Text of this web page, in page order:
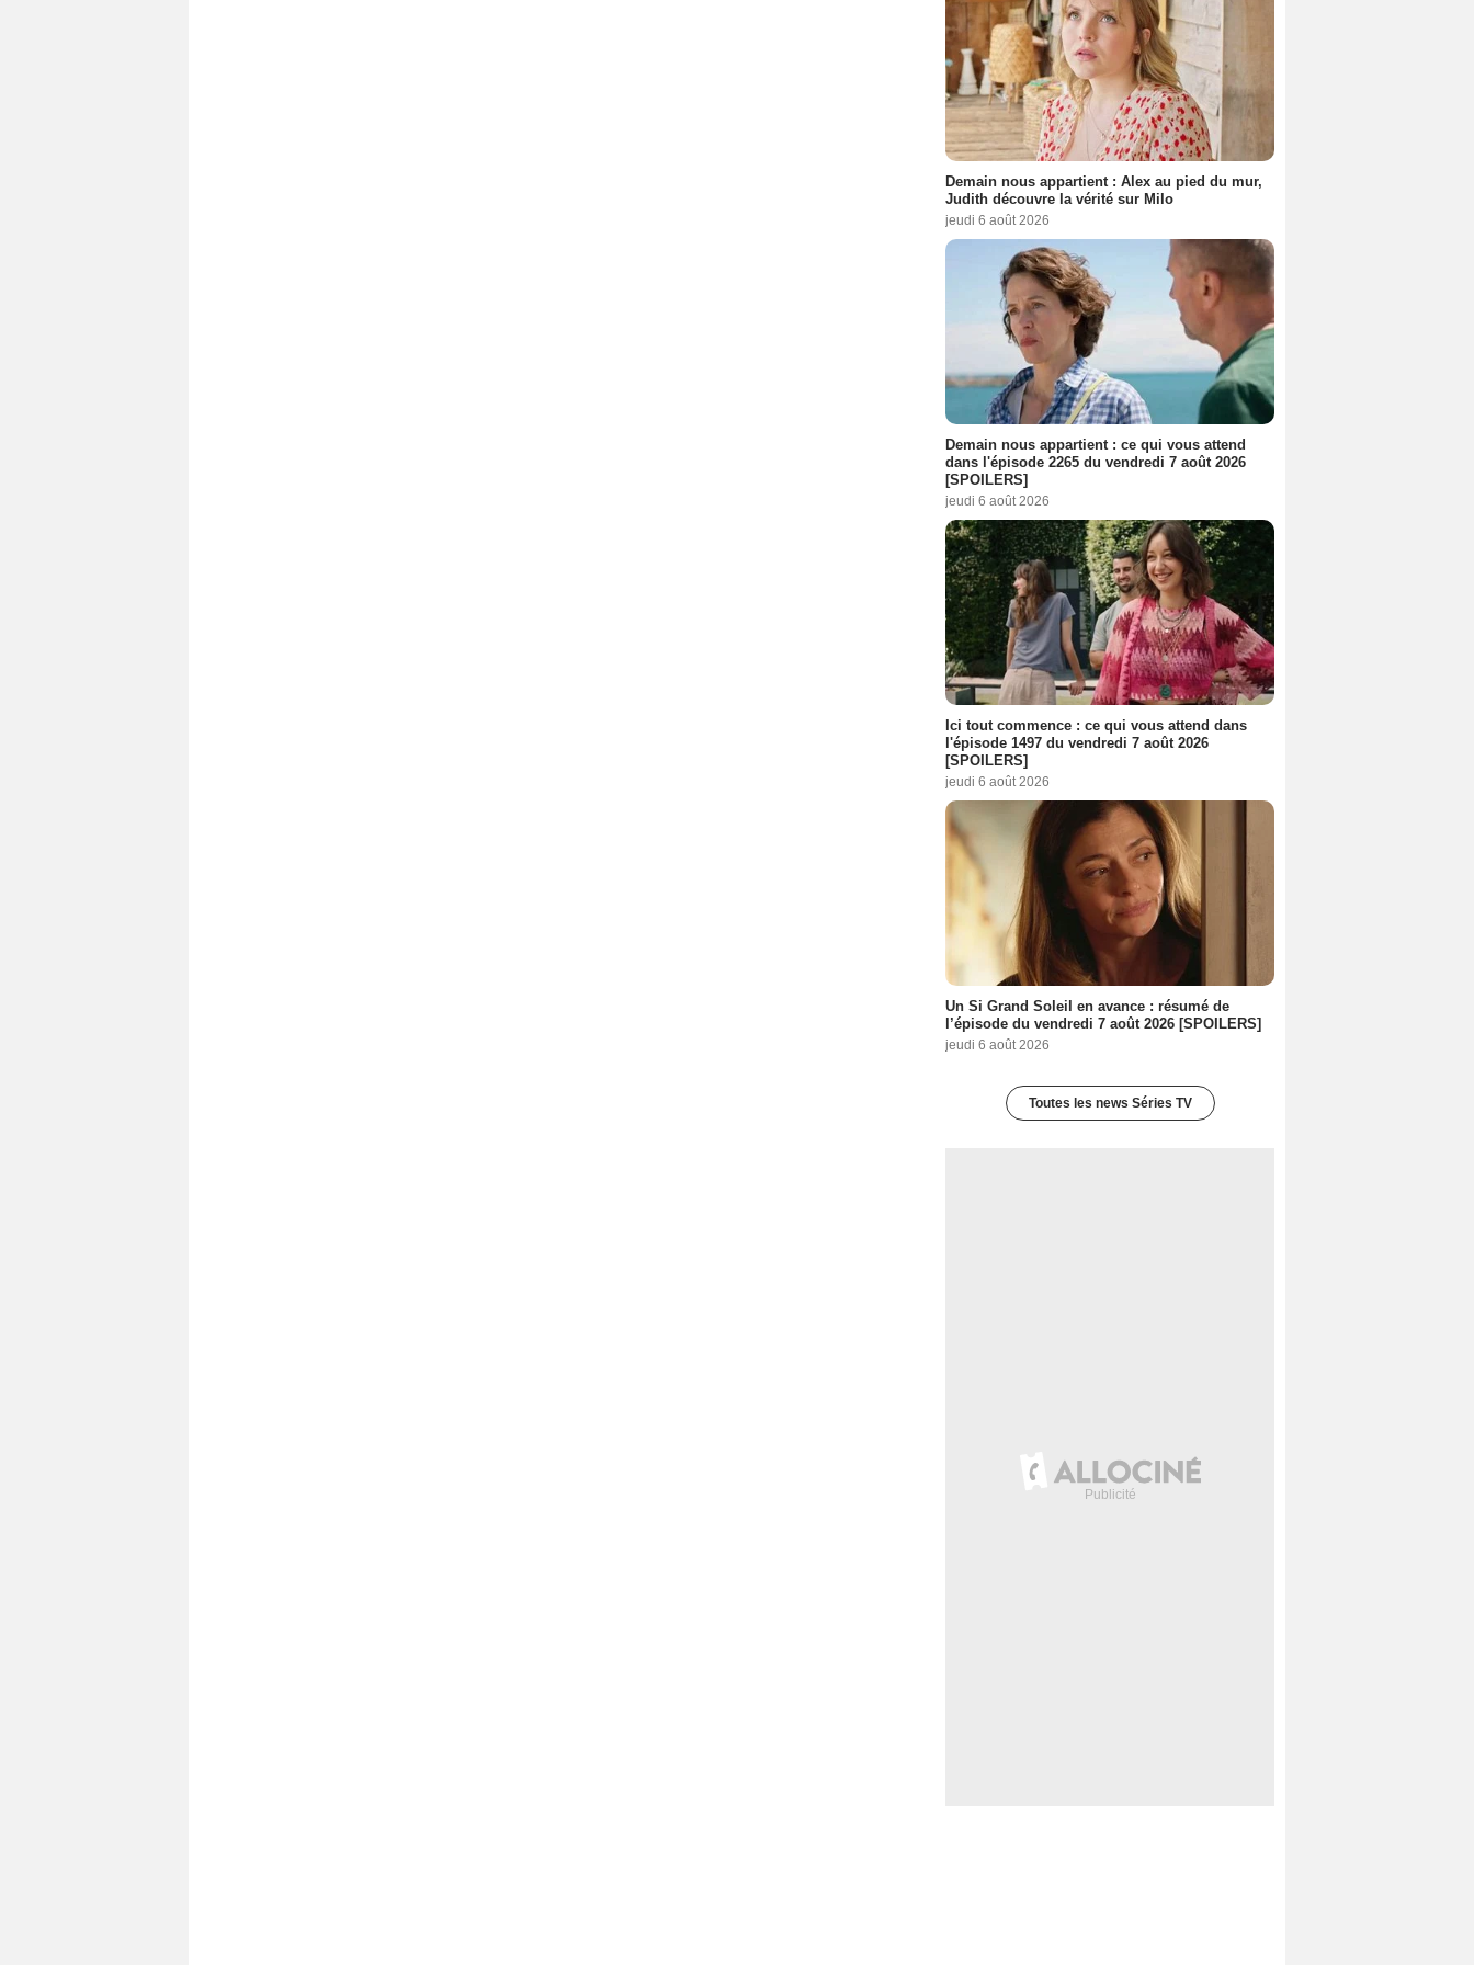
Demain nous appartient : Alex au pied du mur,
Judith découvre la vérité sur Milo
jeudi 6 août 2026
Demain nous appartient : ce qui vous attend
dans l'épisode 2265 du vendredi 7 août 2026
[SPOILERS]
jeudi 6 août 2026
Ici tout commence : ce qui vous attend dans
l'épisode 1497 du vendredi 7 août 2026
[SPOILERS]
jeudi 6 août 2026
Un Si Grand Soleil en avance : résumé de
l’épisode du vendredi 7 août 2026 [SPOILERS]
jeudi 6 août 2026
Toutes les news Séries TV